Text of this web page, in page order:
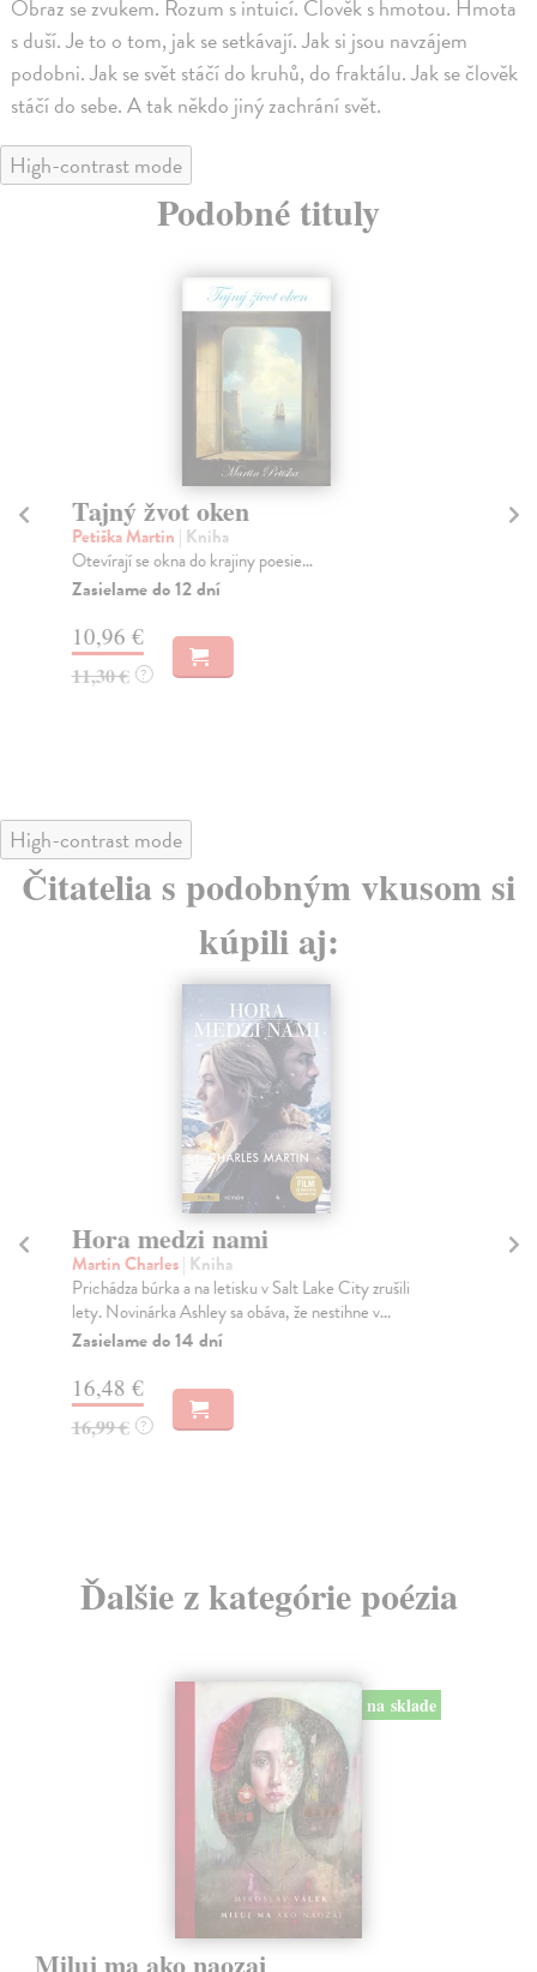
Obraz se zvukem. Rozum s intuicí. Člověk s hmotou. Hmota
s duší. Je to o tom, jak se setkávají. Jak si jsou navzájem
podobni. Jak se svět stáčí do kruhů, do fraktálu. Jak se člověk
stáčí do sebe. A tak někdo jiný zachrání svět.
High-contrast mode
Podobné tituly
Tajný žvot oken
Petiška Martin | Kniha
Otevírají se okna do krajiny poesie…
Zasielame do 12 dní
10,96 €
11,30 € ?
High-contrast mode
Čitatelia s podobným vkusom si
kúpili aj:
Hora medzi nami
Martin Charles| Kniha
Prichádza búrka a na letisku v Salt Lake City zrušili
lety. Novinárka Ashley sa obáva, že nestihne v...
Zasielame do 14 dní
16,48 €
16,99 € ?
Ďalšie z kategórie poézia
na sklade
Miluj ma ako naozaj